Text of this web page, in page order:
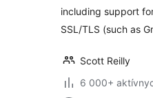
including support
SSL/TLS (such as
Scott Reilly
6 000+